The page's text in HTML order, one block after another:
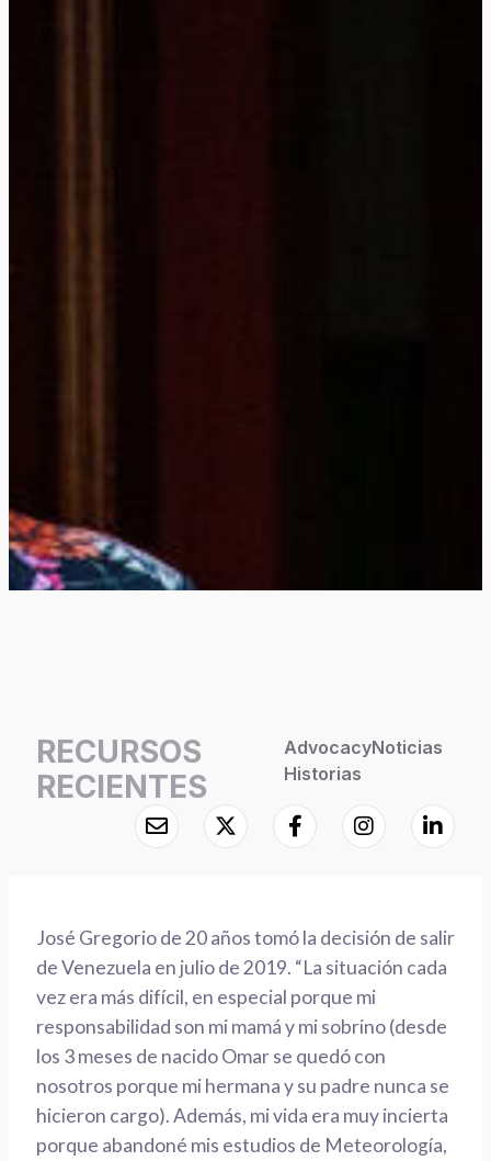
RECURSOS
RECIENTES
AdvocacyNoticias
Historias
José Gregorio de 20 años tomó la decisión de salir
de Venezuela en julio de 2019. “La situación cada
vez era más difícil, en especial porque mi
responsabilidad son mi mamá y mi sobrino (desde
los 3 meses de nacido Omar se quedó con
nosotros porque mi hermana y su padre nunca se
hicieron cargo). Además, mi vida era muy incierta
porque abandoné mis estudios de Meteorología,